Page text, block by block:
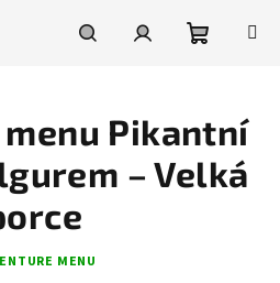
košík
Pikantní
– Velká
MENU